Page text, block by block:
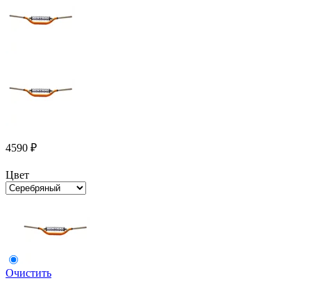
4590 ₽
Цвет
Очистить